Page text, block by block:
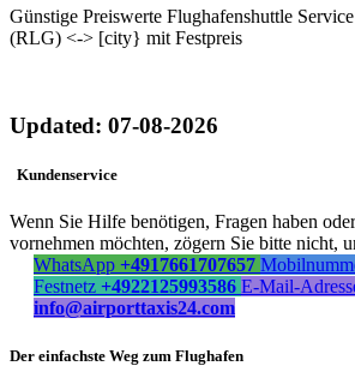
Günstige Preiswerte Flughafenshuttle
(RLG) <-> [city} mit Festpreis
Updated: 07-08-2026
Kundenservice
Wenn Sie Hilfe benötigen, Fragen haben
vornehmen möchten, zögern Sie bitte nicht,
WhatsApp +4917661707657
Festnetz +4922125993586 E-Mail-
info@airporttaxis24.com
Der einfachste Weg zum Flughafen